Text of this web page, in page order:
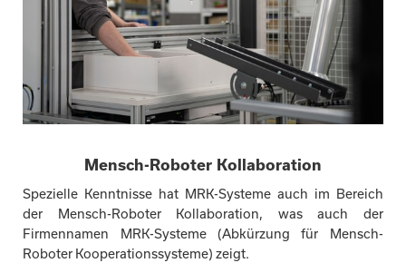
Mensch-Roboter Kollaboration
Spezielle Kenntnisse hat MRK-Systeme auch im Bereich
der Mensch-Roboter Kollaboration, was auch der
Firmennamen MRK-Systeme (Abkürzung für Mensch-
Roboter Kooperationssysteme) zeigt.